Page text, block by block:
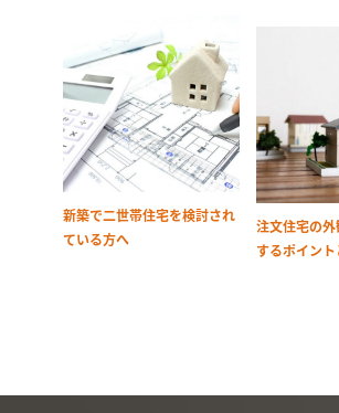
新築で二世帯住宅を検討され
ている方へ
注文住宅の
するポイン